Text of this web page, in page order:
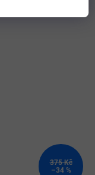
375 Kč
–34 %